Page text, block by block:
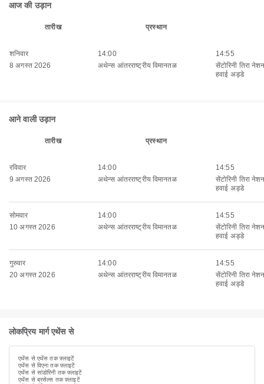
आज की उड़ान
तारीख प्रस्थान
शनिवार
8 अगस्त 2026
14:00
अथेन्स आंतरराष्ट्रीय विमानतळ
14:55
सेंटोरिनी तिरा
हवाई अड्डे
आने वाली उड़ान
तारीख प्रस्थान
रविवार
9 अगस्त 2026
14:00
अथेन्स आंतरराष्ट्रीय विमानतळ
14:55
सेंटोरिनी तिरा
हवाई अड्डे
सोमवार
10 अगस्त 2026
14:00
अथेन्स आंतरराष्ट्रीय विमानतळ
14:55
सेंटोरिनी तिरा
हवाई अड्डे
गुरुवार
20 अगस्त 2026
14:00
अथेन्स आंतरराष्ट्रीय विमानतळ
14:55
सेंटोरिनी तिरा
हवाई अड्डे
लोकप्रिय मार्ग एथेंस से
एथेंस से एथेंस तक फ़्लाइटें
एथेंस से विएना तक फ़्लाइटें
एथेंस से सांडोरिनी तक फ़्लाइटें
एथेंस से ब्रसेल्स तक फ़्लाइटें